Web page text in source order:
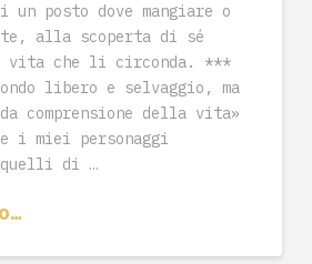
posto dove mangiare o
alla scoperta di sé
vita che li circonda. ***
libero e selvaggio, ma
comprensione della vita»
i miei personaggi
quelli di …